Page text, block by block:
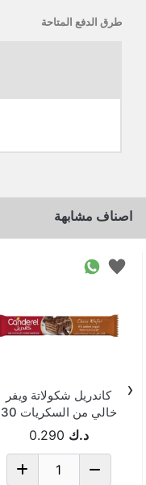
طرق الدفع المتاحة
اصناف مشابهة
كاندريل شكولاتة ويفر
خالي من السكريات 30
جم د.ك 0.290
‹